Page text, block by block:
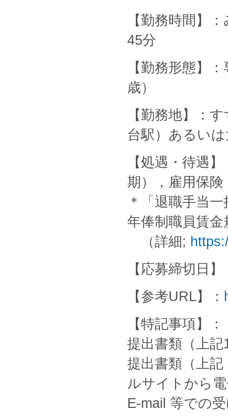
【勤務時間】
45分
【勤務形態】
歳）
【勤務地】：
台駅）あるい
【処遇・待遇
期），雇用保険
＊「退職手当
年俸制職員賃
（詳細;
【応募締切日
【参考URL】：
【特記事項】：
提出書類（上
提出書類（上
ルサイトから
E-mail 等での